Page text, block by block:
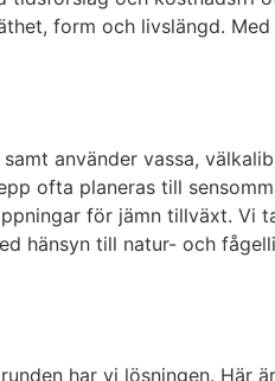
form och livslängd.
använder vassa,
ofta planeras till
för jämn tillväxt. Vi
hänsyn till natur- och
har vi lösningen. Här